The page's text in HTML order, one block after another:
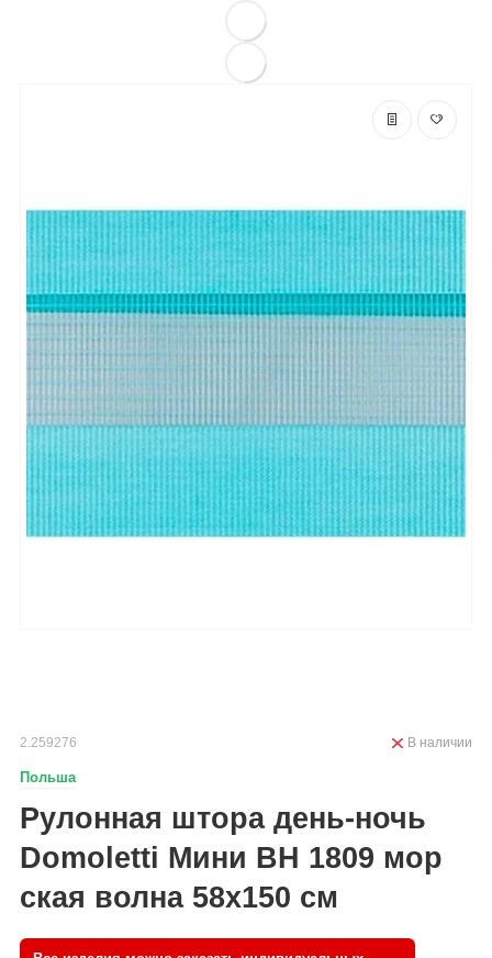
2.259276
Польша
Рулонная штора день-ночь
Domoletti Мини BH 1809 мор
ская волна 58x150 см
В наличии